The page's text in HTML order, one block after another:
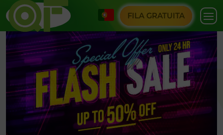
FILA GRATUITA